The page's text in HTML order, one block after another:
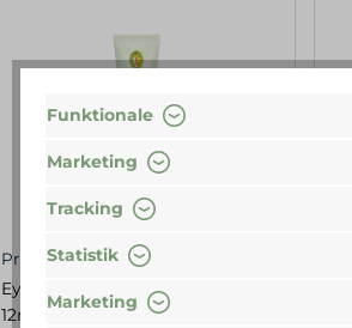
Primavera
Eye Roll-On - Instantly Cooling
12ml
Funktionale
Marketing
Tracking
Statistik
Marketing